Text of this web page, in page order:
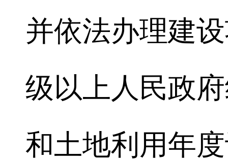
并依法办理建
级以上人民政
和土地利用年